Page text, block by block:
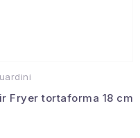
Fryer tortaforma 18 cm